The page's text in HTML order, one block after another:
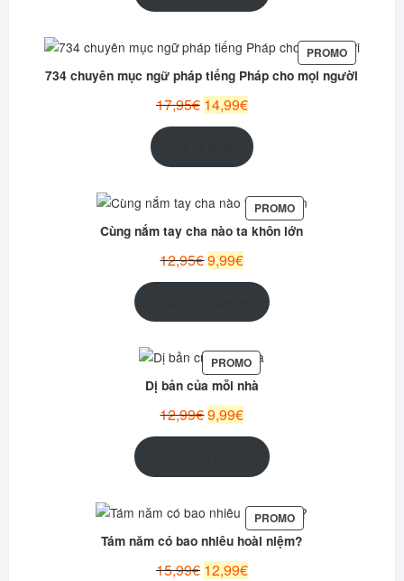
est :
PROMOPRODUIT
EN
734 chuyên mục ngữ pháp tiếng Pháp cho mọi người
17,95€ Le
prix
14,99€Le
actuel
est :
PROMOPRODUIT
EN
PROMOTION
Cùng nắm tay cha nào ta khôn lớn
12,95€Le
9,99€Le
actuel
est :
PROMOPRODUIT
EN
PROMOTION
Dị bản của mỗi nhà
12,99€Le
prix
9,99€Le
prix
actuel
est :
PROMOPRODUIT
EN
PROMOTION
Tám năm có bao nhiêu hoài niệm?
15,99€ Le
12,99€Le